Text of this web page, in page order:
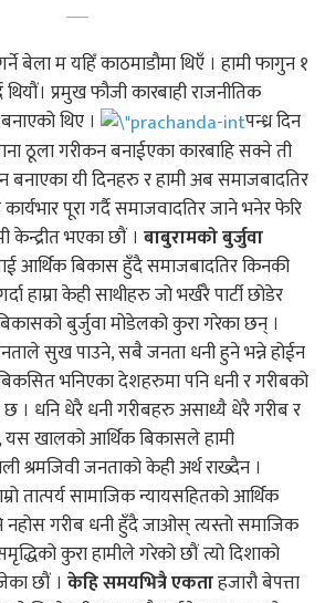
बेला म यहिँ काठमाडौमा थिएँ । हामी फागुन १
प्रमुख फौजी कारबाही राजनीतिक
थिए ।
पन्ध्र दिन
ठूला गरीकन बनाईएका कारबाहि सक्ने ती
बनाएका यी दिनहरु र हामी अब समाजबादतिर
कार्यभार पूरा गर्दै समाजवादतिर जाने भनेर फेरि
केन्द्रीत भएका छौं । बाबुरामको बुर्जुवा
आर्थिक बिकास हुँदै समाजबादतिर किनकी
हाम्रा केही साथीहरु जो भर्खरै पार्टी छोडेर
बुर्जुवा मोडेलको कुरा गरेका छन् ।
सुख पाउने, सबै जनता धनी हुने भन्ने होईन
भनिएका देशहरुमा पनि धनी र गरीबको
। धनि धेरै धनी गरीबहरु असाध्यै धेरै गरीब र
खालको आर्थिक बिकासले हामी
श्रमजिवी जनताको केही अर्थ राख्दैन ।
तात्पर्य सामाजिक न्यायसहितको आर्थिक
नहोस गरीब धनी हुँदै जाओस् त्यस्तो समाजिक
कुरा हामीले गरेको छौं त्यो दिशाको
छौं । केहि समयभित्रै एकताहजारौ बेपत्ता